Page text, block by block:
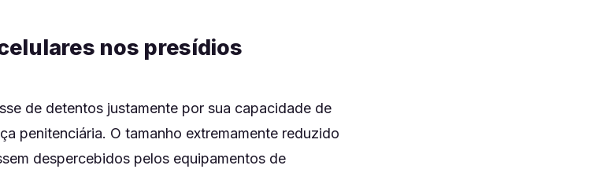
nos presídios
de detentos justamente por sua capacidade de
penitenciária. O tamanho extremamente reduzido
despercebidos pelos equipamentos de